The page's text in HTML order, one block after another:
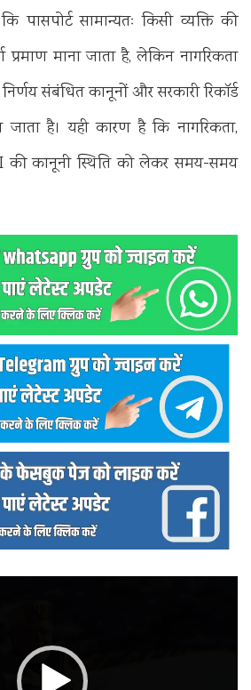
पासपोर्ट सामान्यतः किसी व्यक्ति की
प्रमाण माना जाता है, लेकिन नागरिकता
संबंधित कानूनों और सरकारी रिकॉर्ड
है। यही कारण है कि नागरिकता,
की कानूनी स्थिति को लेकर समय-समय